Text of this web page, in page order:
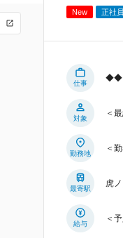
New 正社員
仕事
◆◆
対象
＜
勤務地
＜
最寄駅
虎
給与
＜